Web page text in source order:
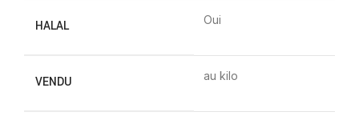
HALAL Oui
VENDU au kilo